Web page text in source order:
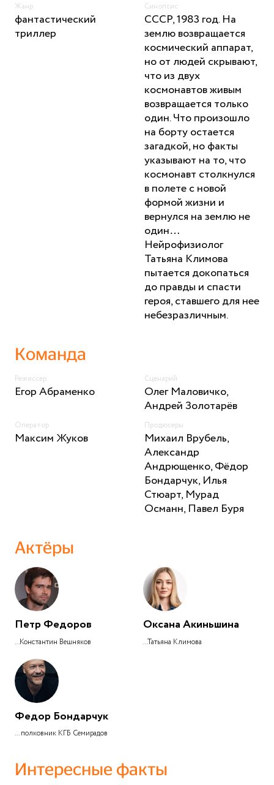
Жанр
фантастический
триллер
Синопсис
СССР, 1983 год. На
землю возвращается
космический аппарат,
но от людей скрывают,
что из двух
космонавтов живым
возвращается только
один. Что произошло
на борту остается
загадкой, но факты
указывают на то, что
космонавт столкнулся
в полете с новой
формой жизни и
вернулся на землю не
один…
Нейрофизиолог
Татьяна Климова
пытается докопаться
до правды и спасти
героя, ставшего для нее
небезразличным.
Команда
Режиссер
Егор Абраменко
Сценарий
Олег Маловичко,
Андрей Золотарёв
Оператор
Максим Жуков
Продюсеры
Михаил Врубель,
Александр
Андрющенко, Фёдор
Бондарчук, Илья
Стюарт, Мурад
Османн, Павел Буря
Актёры
Петр Федоров
...Константин Вешняков
Оксана Акиньшина
...Татьяна Климова
Федор Бондарчук
... полковник КГБ Семирадов
Интересные факты